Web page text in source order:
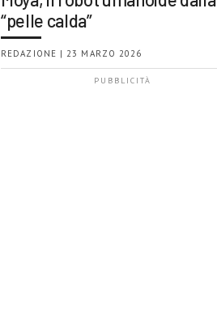
“pelle calda”
REDAZIONE | 23 MARZO 2026